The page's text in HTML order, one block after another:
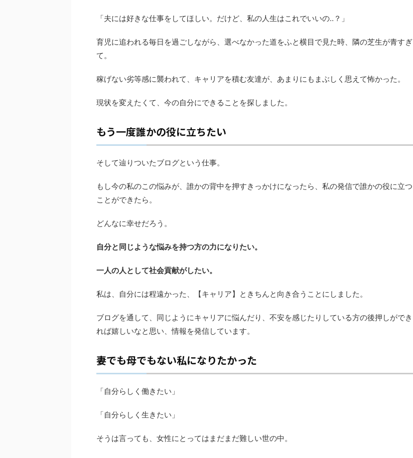
「夫には好きな仕事をしてほしい。だけど、私の人生はこれでいいの‥？」
育児に追われる毎日を過ごしながら、選べなかった道をふと横目で見た時、隣の芝生が青すぎ
て。
稼げない劣等感に襲われて、キャリアを積む友達が、あまりにもまぶしく思えて怖かった。
現状を変えたくて、今の自分にできることを探しました。
もう一度誰かの役に立ちたい
そして辿りついたブログという仕事。
もし今の私のこの悩みが、誰かの背中を押すきっかけになったら、私の発信で誰かの役に立つ
ことができたら。
どんなに幸せだろう。
自分と同じような悩みを持つ方の力になりたい。
一人の人として社会貢献がしたい。
私は、自分には程遠かった、【キャリア】ときちんと向き合うことにしました。
ブログを通して、同じようにキャリアに悩んだり、不安を感じたりしている方の後押しができ
れば嬉しいなと思い、情報を発信しています。
妻でも母でもない私になりたかった
「自分らしく働きたい」
「自分らしく生きたい」
そうは言っても、女性にとってはまだまだ難しい世の中。